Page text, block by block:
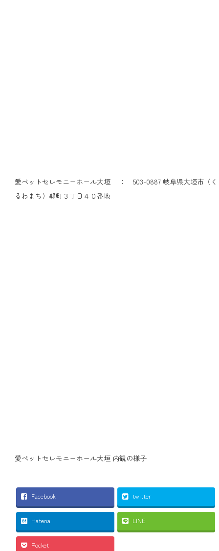
愛ペットセレモニーホール大垣 ： 503-0887 岐阜県大垣市（く
るわまち）郭町３丁目４０番地
愛ペットセレモニーホール大垣 内観の様子
Facebook twitter
Hatena LINE
Pocket